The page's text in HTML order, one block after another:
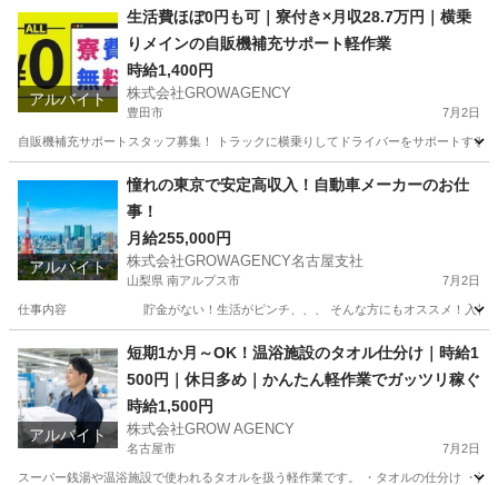
名古屋駅 その他 助手席
アルバイト
生活費ほぼ0円も可｜寮付き×月収28.7万円｜横乗
りメインの自販機補充サポート軽作業
時給1,400円
株式会社GROWAGENCY
豊田市 7月2日
自販機補充サポートスタッフ募集！ トラックに横乗りしてドライバーをサポートす
配送 スタッフ
アルバイト
憧れの東京で安定高収入！自動車メーカーのお仕
事！
月給255,000円
株式会社GROWAGENCY名古屋支社
山梨県 南アルプス市 7月2日
仕事内容 貯金がない！生活がピンチ、、、 そんな方にもオススメ！入社当日
南アルプス市 工場 東京 羽村市 工場 無期雇用
アルバイト
短期1か月～OK！温浴施設のタオル仕分け｜時給1
500円｜休日多め｜かんたん軽作業でガッツリ稼ぐ
時給1,500円
株式会社GROW AGENCY
名古屋市 7月2日
スーパー銭湯や温浴施設で使われるタオルを扱う軽作業です。 ・タオルの仕分け ・